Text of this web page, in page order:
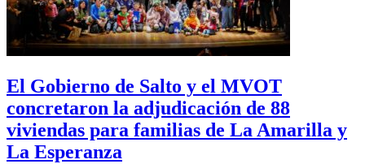
El Gobierno de Salto y el MVOT
concretaron la adjudicación de 88
viviendas para familias de La Amarilla y
La Esperanza